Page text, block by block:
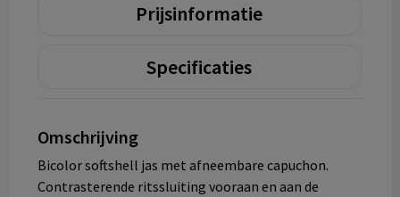
Prijsinformatie
Specificaties
Omschrijving
Bicolor softshell jas met afneembare capuchon.
Contrasterende ritssluiting vooraan en aan de